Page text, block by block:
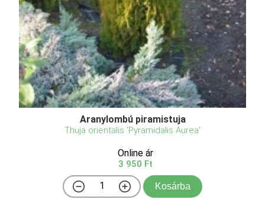
Aranylombú piramistuja
Thuja orientalis 'Pyramidalis Aurea'
Online ár
3 950 Ft
Kosárba